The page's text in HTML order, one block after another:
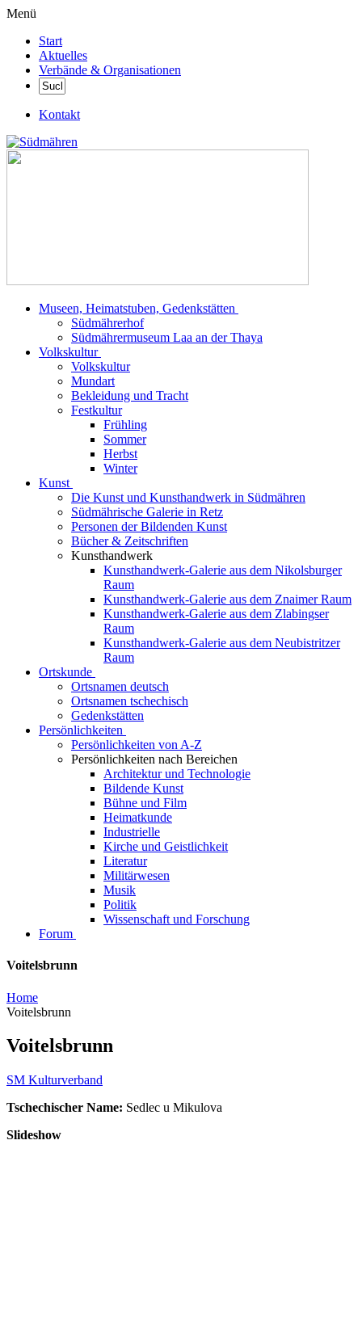
Menü
Start
Aktuelles
Verbände & Organisationen
Kontakt
Museen, Heimatstuben, Gedenkstätten
Südmährerhof
Südmährermuseum Laa an der Thaya
Volkskultur
Volkskultur
Mundart
Bekleidung und Tracht
Festkultur
Frühling
Sommer
Herbst
Winter
Kunst
Die Kunst und Kunsthandwerk in Südmähren
Südmährische Galerie in Retz
Personen der Bildenden Kunst
Bücher & Zeitschriften
Kunsthandwerk
Kunsthandwerk-Galerie aus dem Nikolsburger
Raum
Kunsthandwerk-Galerie aus dem Znaimer Raum
Kunsthandwerk-Galerie aus dem Zlabingser
Raum
Kunsthandwerk-Galerie aus dem Neubistritzer
Raum
Ortskunde
Ortsnamen deutsch
Ortsnamen tschechisch
Gedenkstätten
Persönlichkeiten
Persönlichkeiten von A-Z
Persönlichkeiten nach Bereichen
Architektur und Technologie
Bildende Kunst
Bühne und Film
Heimatkunde
Industrielle
Kirche und Geistlichkeit
Literatur
Militärwesen
Musik
Politik
Wissenschaft und Forschung
Forum
Voitelsbrunn
Home
Voitelsbrunn
Voitelsbrunn
SM Kulturverband
Tschechischer Name: Sedlec u Mikulova
Slideshow